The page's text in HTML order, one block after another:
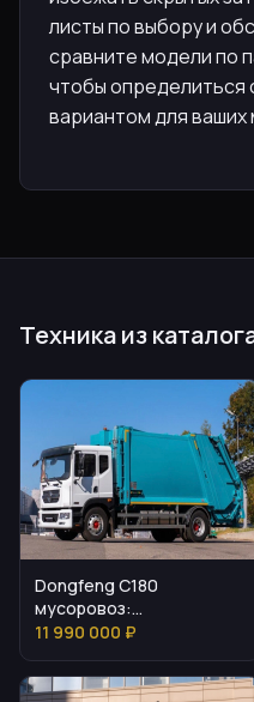
листы по выбору и
сравните модели по
чтобы определиться
вариантом для
Техника из
Dongfeng C180
мусоровоз:
характеристики и
11 990 000 ₽